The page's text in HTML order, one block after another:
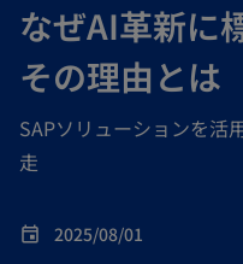
なぜAI革新に
その理由とは
SAPソリューションを活
走
event 2025/08/01